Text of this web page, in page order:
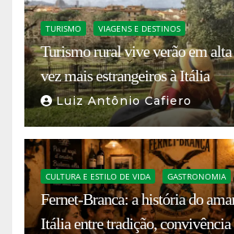
TURISMO VIAGENS E DESTINOS
Turismo rural vive verão em alta
vez mais estrangeiros à Itália
Luiz Antônio Cafiero
CULTURA E ESTILO DE VIDA GASTRONOMIA
Fernet-Branca: a história do
Itália entre tradição,